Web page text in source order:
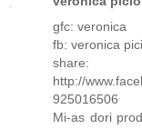
gfc: veronica
fb: veronica
share:
http://
925016506
Mi-as dori